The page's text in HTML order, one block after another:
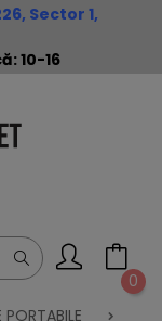
Sector 1,
10-16
0
PORTABILE